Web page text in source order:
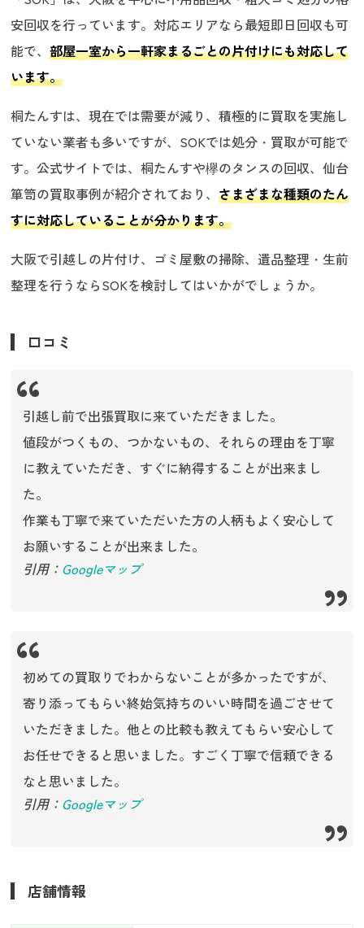
安回収を行っています。対応エリアなら最短即日回収も可
能で、部屋一室から一軒家まるごとの片付けにも対応して
います。
桐たんすは、現在では需要が減り、積極的に買取を実施し
ていない業者も多いですが、SOKでは処分・買取が可能で
す。公式サイトでは、桐たんすや欅のタンスの回収、仙台
箪笥の買取事例が紹介されており、さまざまな種類のたん
すに対応していることが分かります。
大阪で引越しの片付け、ゴミ屋敷の掃除、遺品整理・生前
整理を行うならSOKを検討してはいかがでしょうか。
口コミ
引越し前で出張買取に来ていただきました。
値段がつくもの、つかないもの、それらの理由を丁寧
に教えていただき、すぐに納得することが出来まし
た。
作業も丁寧で来ていただいた方の人柄もよく安心して
お願いすることが出来ました。
引用： Googleマップ
初めての買取りでわからないことが多かったですが、
寄り添ってもらい終始気持ちのいい時間を過ごさせて
いただきました。他との比較も教えてもらい安心して
お任せできると思いました。すごく丁寧で信頼できる
なと思いました。
引用： Googleマップ
店舗情報